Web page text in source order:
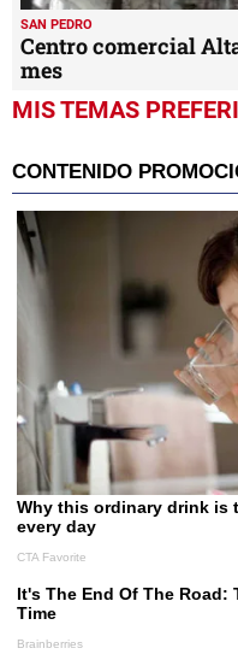
SAN PEDRO
Centro comercial
mes
MIS TEMAS